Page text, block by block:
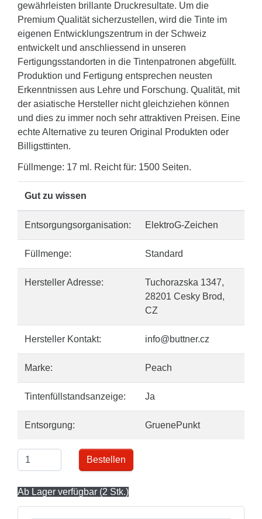
gewährleisten brillante Druckresultate. Um die
Premium Qualität sicherzustellen, wird die Tinte im
eigenen Entwicklungszentrum in der Schweiz
entwickelt und anschliessend in unseren
Fertigungsstandorten in die Tintenpatronen abgefüllt.
Produktion und Fertigung entsprechen neusten
Erkenntnissen aus Lehre und Forschung. Qualität, mit
der asiatische Hersteller nicht gleichziehen können
und dies zu immer noch sehr attraktiven Preisen. Eine
echte Alternative zu teuren Original Produkten oder
Billigsttinten.
Füllmenge: 17 ml. Reicht für: 1500 Seiten.
Gut zu wissen
Entsorgungsorganisation: ElektroG-Zeichen
Füllmenge: Standard
Hersteller Adresse:
Tuchorazska 1347,
28201 Cesky Brod,
CZ
Hersteller Kontakt: info@buttner.cz
Marke: Peach
Tintenfüllstandsanzeige: Ja
Entsorgung: GruenePunkt
Bestellen
Ab Lager verfügbar (2 Stk.)